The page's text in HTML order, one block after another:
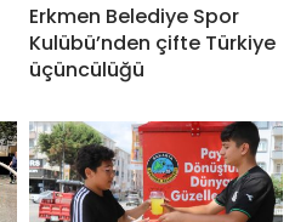
Erkmen Belediye Spor
Kulübü’nden çifte Türkiye
üçüncülüğü